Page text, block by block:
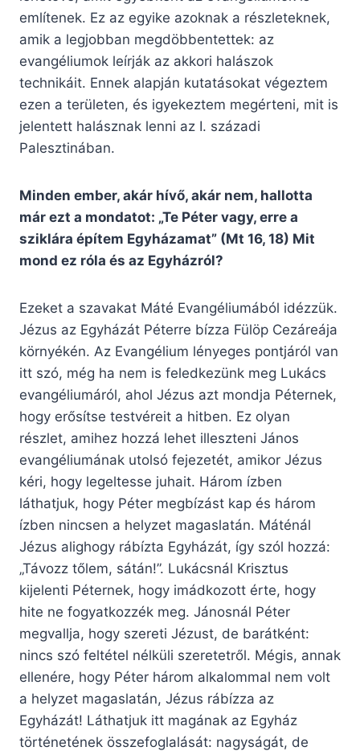
említenek. Ez az egyike azoknak a részleteknek,
amik a legjobban megdöbbentettek: az
evangéliumok leírják az akkori halászok
technikáit. Ennek alapján kutatásokat végeztem
ezen a területen, és igyekeztem megérteni, mit is
jelentett halásznak lenni az I. századi
Palesztinában.
Minden ember, akár hívő, akár nem, hallotta
már ezt a mondatot: „Te Péter vagy, erre a
sziklára építem Egyházamat” (Mt 16, 18) Mit
mond ez róla és az Egyházról?
Ezeket a szavakat Máté Evangéliumából idézzük.
Jézus az Egyházát Péterre bízza Fülöp Cezáreája
környékén. Az Evangélium lényeges pontjáról van
itt szó, még ha nem is feledkezünk meg Lukács
evangéliumáról, ahol Jézus azt mondja Péternek,
hogy erősítse testvéreit a hitben. Ez olyan
részlet, amihez hozzá lehet illeszteni János
evangéliumának utolsó fejezetét, amikor Jézus
kéri, hogy legeltesse juhait. Három ízben
láthatjuk, hogy Péter megbízást kap és három
ízben nincsen a helyzet magaslatán. Máténál
Jézus alighogy rábízta Egyházát, így szól hozzá:
„Távozz tőlem, sátán!”. Lukácsnál Krisztus
kijelenti Péternek, hogy imádkozott érte, hogy
hite ne fogyatkozzék meg. Jánosnál Péter
megvallja, hogy szereti Jézust, de barátként:
nincs szó feltétel nélküli szeretetről. Mégis, annak
ellenére, hogy Péter három alkalommal nem volt
a helyzet magaslatán, Jézus rábízza az
Egyházát! Láthatjuk itt magának az Egyház
történetének összefoglalását: nagyságát, de